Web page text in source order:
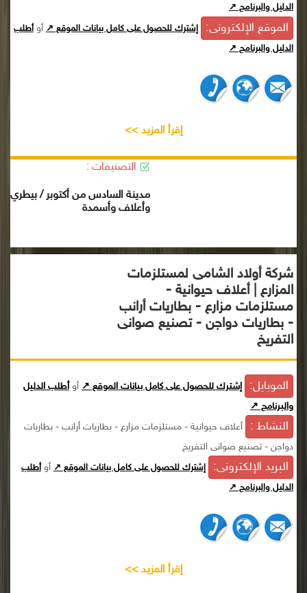
الدليل والبرنامج ↗
الموقع الإلكترونى: إشترك للحصول على كامل بيانات الموقع ↗ أوأطلب
الدليل والبرنامج ↗
إقرأ المزيد >>
التصنيفات :
مدينة السادس من أكتوبر / بيطري
وأعلاف وأسمدة
شركة أولاد الشامى لمستلزمات
المزارع | أعلاف حيوانية -
مستلزمات مزارع - بطاريات أرانب
- بطاريات دواجن - تصنيع صوانى
التفريخ
الموبايل: إشترك للحصول على كامل بيانات الموقع ↗ أوأطلب الدليل
والبرنامج ↗
النشاط :
أعلاف حيوانية - مستلزمات مزارع - بطاريات أرانب - بطاريات
دواجن - تصنيع صوانى التفريخ
البريد الإلكترونى: إشترك للحصول على كامل بيانات الموقع ↗ أوأطلب
الدليل والبرنامج ↗
إقرأ المزيد >>